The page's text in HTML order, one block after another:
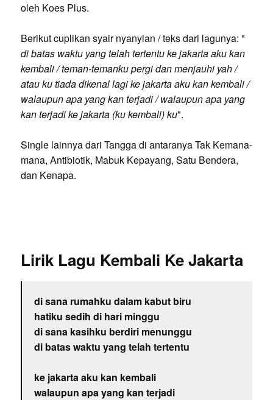
oleh Koes Plus.
Berikut cuplikan syair nyanyian / teks dari lagunya: "
di batas waktu yang telah tertentu ke jakarta aku kan
kembali / teman-temanku pergi dan menjauhi yah /
atau ku tiada dikenal lagi ke jakarta aku kan kembali /
walaupun apa yang kan terjadi / walaupun apa yang
kan terjadi ke jakarta (ku kembali) ku".
Single lainnya dari Tangga di antaranya Tak Kemana-
mana, Antibiotik, Mabuk Kepayang, Satu Bendera,
dan Kenapa.
Lirik Lagu Kembali Ke Jakarta
di sana rumahku dalam kabut biru
hatiku sedih di hari minggu
di sana kasihku berdiri menunggu
di batas waktu yang telah tertentu
ke jakarta aku kan kembali
walaupun apa yang kan terjadi